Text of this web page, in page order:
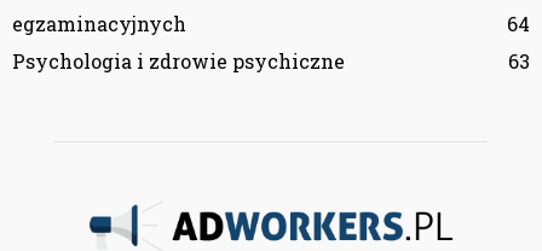
egzaminacyjnych
64
Psychologia i zdrowie psychiczne
63